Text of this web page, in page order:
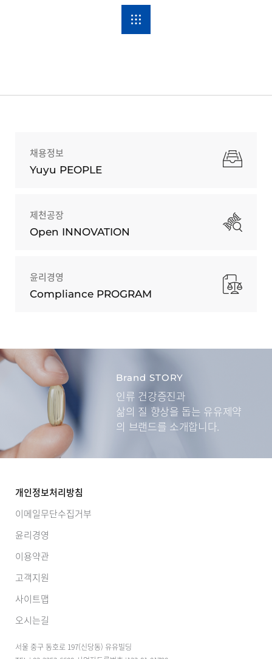
채용정보
Yuyu PEOPLE
제천공장
Open INNOVATION
윤리경영
Compliance PROGRAM
Brand STORY
인류 건강증진과
삶의 질 향상을 돕는 유유제약
의 브랜드를 소개합니다.
개인정보처리방침
이메일무단수집거부
윤리경영
이용약관
고객지원
사이트맵
오시는길
서울 중구 동호로 197(신당동) 유유빌딩